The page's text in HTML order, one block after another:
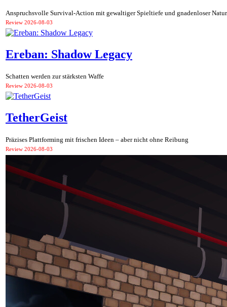
Anspruchsvolle Survival-Action mit gewaltiger Spieltiefe und gnadenloser Natur
Review 2026-08-03
Ereban: Shadow Legacy
Schatten werden zur stärksten Waffe
Review 2026-08-03
TetherGeist
Präzises Plattforming mit frischen Ideen – aber nicht ohne Reibung
Review 2026-08-03